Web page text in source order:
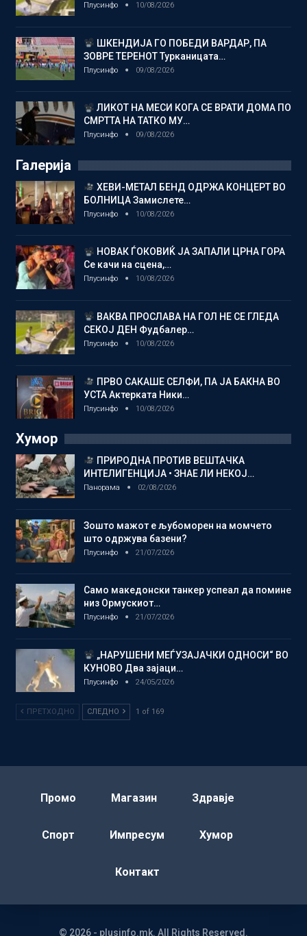
Плусинфо 10/08/2026
ШКЕНДИЈА ГО ПОБЕДИ ВАРДАР, ПА
ЗОВРЕ ТЕРЕНОТ Турканицата…
Плусинфо 09/08/2026
ЛИКОТ НА МЕСИ КОГА СЕ ВРАТИ ДОМА ПО
СМРТТА НА ТАТКО МУ…
Плусинфо 09/08/2026
Галерија
ХЕВИ-МЕТАЛ БЕНД ОДРЖА КОНЦЕРТ ВО
БОЛНИЦА Замислете…
Плусинфо 10/08/2026
НОВАК ЃОКОВИЌ ЈА ЗАПАЛИ ЦРНА ГОРА
Се качи на сцена,…
Плусинфо 10/08/2026
ВАКВА ПРОСЛАВА НА ГОЛ НЕ СЕ ГЛЕДА
СЕКОЈ ДЕН Фудбалер…
Плусинфо 10/08/2026
ПРВО САКАШЕ СЕЛФИ, ПА ЈА БАКНА ВО
УСТА Актерката Ники…
Плусинфо 10/08/2026
Хумор
ПРИРОДНА ПРОТИВ ВЕШТАЧКА
ИНТЕЛИГЕНЦИЈА • ЗНАЕ ЛИ НЕКОЈ…
Панорама 02/08/2026
Зошто мажот е љубоморен на момчето
што одржува базени?
Плусинфо 21/07/2026
Само македонски танкер успеал да помине
низ Ормускиот…
Плусинфо 21/07/2026
„НАРУШЕНИ МЕЃУЗАЈАЧКИ ОДНОСИ“ ВО
КУНОВО Два зајаци…
Плусинфо 24/05/2026
ПРЕТХОДНО СЛЕДНО 1 of 169
Промо Магазин Здравје
Спорт Импресум Хумор
Контакт
© 2026 - plusinfo.mk. All Rights Reserved.